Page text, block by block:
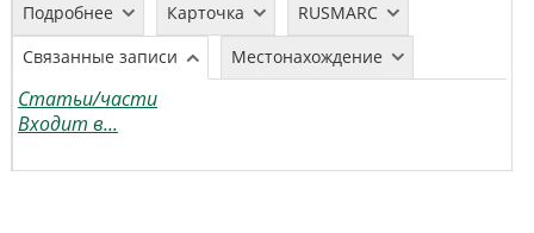
Подробнее Карточка
RUSMARC
Связанные записи
Местонахождение
Статьи/части
Входит в...